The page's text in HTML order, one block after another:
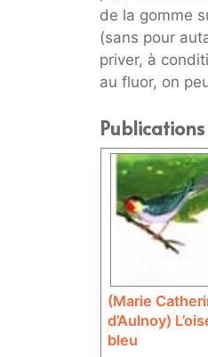
de la gomme
(sans pour
priver, à
au fluor, on
(Marie
d’Aulnoy)
bleu